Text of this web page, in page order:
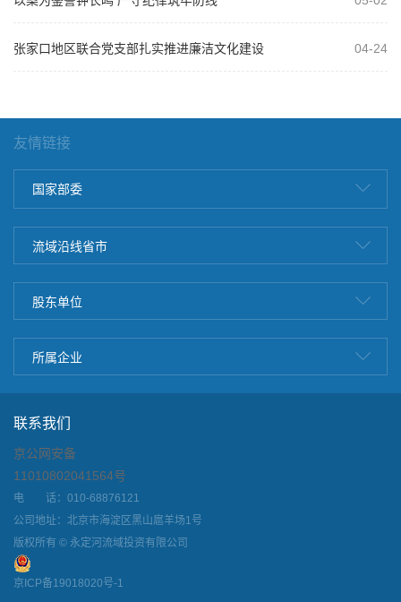
张家口地区联合党支部扎实推进廉洁文化建设 04-24
友情链接
国家部委
流域沿线省市
股东单位
所属企业
联系我们
京公网安备
11010802041564号
电 话：010-68876121
公司地址：北京市海淀区黑山扈羊场1号
版权所有 © 永定河流域投资有限公司
京ICP备19018020号-1